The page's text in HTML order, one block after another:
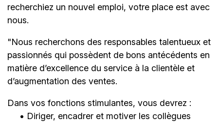
recherchiez un nouvel emploi, votre place est avec
nous.
"Nous recherchons des responsables talentueux et
passionnés qui possèdent de bons antécédents en
matière d’excellence du service à la clientèle et
d’augmentation des ventes.
Dans vos fonctions stimulantes, vous devrez :
• Diriger, encadrer et motiver les collègues